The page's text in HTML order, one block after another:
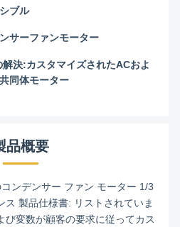
ブル
サーファンモーター
解決:カスタマイズされたACおよ
同体モーター
品概要
ンデンサー ファン モーター 1/3
製品仕様書: リストされていま
び変数が顧客の要求に従ってカス